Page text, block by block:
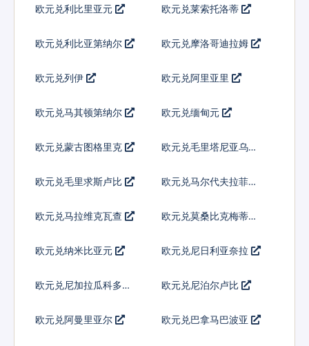
欧元兑利比里亚元 欧元兑莱索托洛蒂
欧元兑利比亚第纳尔 欧元兑摩洛哥迪拉姆
欧元兑列伊 欧元兑阿里亚里
欧元兑马其顿第纳尔 欧元兑缅甸元
欧元兑蒙古图格里克
欧元兑毛里塔尼亚乌吉
欧元兑毛里求斯卢比 欧元兑马尔代夫拉菲亚
欧元兑马拉维克瓦查
欧元兑莫桑比克梅蒂卡
欧元兑纳米比亚元 欧元兑尼日利亚奈拉
欧元兑尼加拉瓜科多巴 欧元兑尼泊尔卢比
欧元兑阿曼里亚尔 欧元兑巴拿马巴波亚